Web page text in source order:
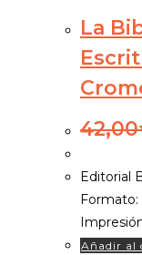
La
42,00
Editorial
Formato:
Añadir al